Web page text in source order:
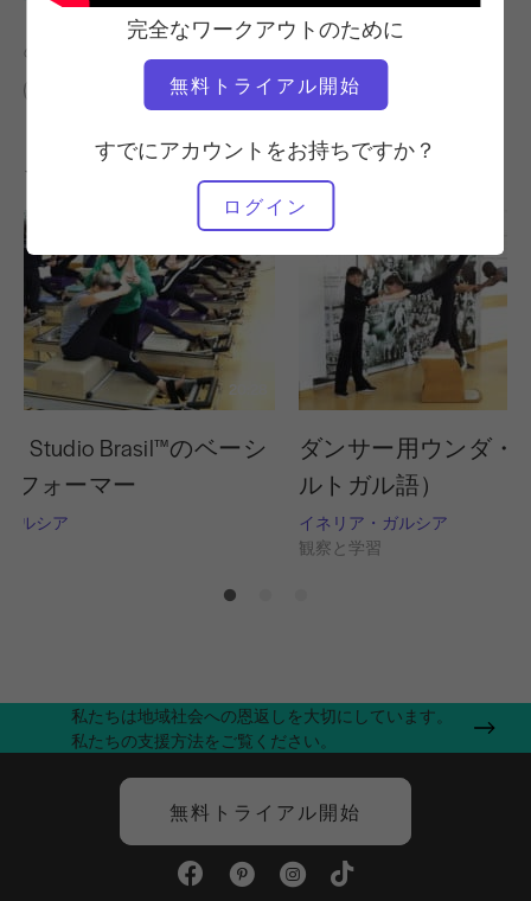
完全なワークアウトのために
無料トライアル開始
すでにアカウントをお持ちですか？
ログイン
の類似クラスを検索
50～60分 ウンダ・チェア
その他のワークアウト
20:28
Studio Brasil™のベーシ
フォーマー
ルシア
ダンサー用ウンダ・
ルトガル語）
イネリア・ガルシア
観察と学習
私たちは地域社会への恩返しを大切にしています。
私たちの支援方法をご覧ください。
無料トライアル開始